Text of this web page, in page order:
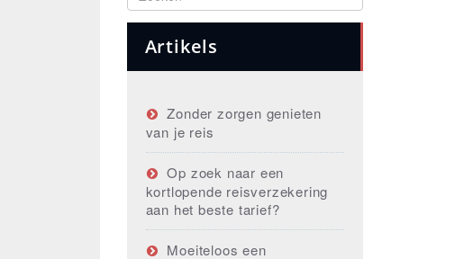
Artikels
Zonder zorgen genieten
van je reis
Op zoek naar een
kortlopende reisverzekering
aan het beste tarief?
Moeiteloos een